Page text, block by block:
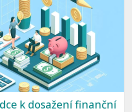
a přizpůsobené
k dosažení finanční